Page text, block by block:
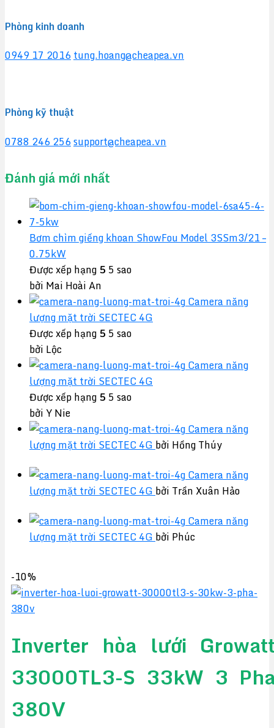
Phòng kinh doanh
0949 17 2016tung.hoang@cheapea.vn
Phòng kỹ thuật
0788 246 256support@cheapea.vn
Đánh giá mới nhất
Bơm chìm giếng khoan ShowFou Model 3SSm3/21 –
0.75kW
Được xếp hạng5 5 sao
bởi Mai Hoài An
Camera năng
lượng mặt trời SECTEC 4G
Được xếp hạng5 5 sao
bởi Lộc
Camera năng
lượng mặt trời SECTEC 4G
Được xếp hạng5 5 sao
bởi Y Nie
Camera năng
lượng mặt trời SECTEC 4G bởi Hồng Thúy
Camera năng
lượng mặt trời SECTEC 4G bởi Trần Xuân Hảo
Camera năng
lượng mặt trời SECTEC 4G bởi Phúc
-10%
Inverter hòa lưới
33000TL3-S 33kW 3
380V